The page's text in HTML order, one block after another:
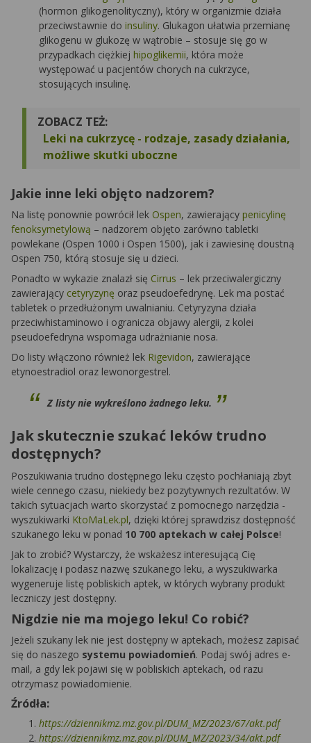
(hormon glikogenolityczny), który w organizmie działa
przeciwstawnie do insuliny. Glukagon ułatwia przemianę
glikogenu w glukozę w wątrobie – stosuje się go w
przypadkach ciężkiej hipoglikemii, która może
występować u pacjentów chorych na cukrzyce,
stosujących insulinę.
ZOBACZ TEŻ:
Leki na cukrzycę - rodzaje, zasady działania,
możliwe skutki uboczne
Jakie inne leki objęto nadzorem?
Na listę ponownie powrócił lek Ospen, zawierający penicylinę
fenoksymetylową – nadzorem objęto zarówno tabletki
powlekane (Ospen 1000 i Ospen 1500), jak i zawiesinę doustną
Ospen 750, którą stosuje się u dzieci.
Ponadto w wykazie znalazł się Cirrus – lek przeciwalergiczny
zawierający cetyryzynę oraz pseudoefedrynę. Lek ma postać
tabletek o przedłużonym uwalnianiu. Cetyryzyna działa
przeciwhistaminowo i ogranicza objawy alergii, z kolei
pseudoefedryna wspomaga udrażnianie nosa.
Do listy włączono również lek Rigevidon, zawierające
etynoestradiol oraz lewonorgestrel.
Z listy nie wykreślono żadnego leku.
Jak skutecznie szukać leków trudno
dostępnych?
Poszukiwania trudno dostępnego leku często pochłaniają zbyt
wiele cennego czasu, niekiedy bez pozytywnych rezultatów. W
takich sytuacjach warto skorzystać z pomocnego narzędzia -
wyszukiwarki KtoMaLek.pl, dzięki której sprawdzisz dostępność
szukanego leku w ponad 10 700 aptekach w całej Polsce!
Jak to zrobić? Wystarczy, że wskażesz interesującą Cię
lokalizację i podasz nazwę szukanego leku, a wyszukiwarka
wygeneruje listę pobliskich aptek, w których wybrany produkt
leczniczy jest dostępny.
Nigdzie nie ma mojego leku! Co robić?
Jeżeli szukany lek nie jest dostępny w aptekach, możesz zapisać
się do naszego systemu powiadomień. Podaj swój adres e-
mail, a gdy lek pojawi się w pobliskich aptekach, od razu
otrzymasz powiadomienie.
Źródła:
https://dziennikmz.mz.gov.pl/DUM_MZ/2023/67/akt.pdf
https://dziennikmz.mz.gov.pl/DUM_MZ/2023/34/akt.pdf